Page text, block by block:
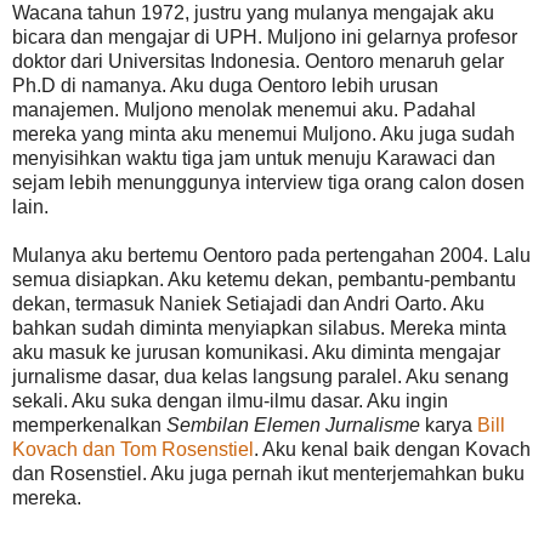
Wacana tahun 1972, justru yang mulanya mengajak aku
bicara dan mengajar di UPH. Muljono ini gelarnya profesor
doktor dari Universitas Indonesia. Oentoro menaruh gelar
Ph.D di namanya. Aku duga Oentoro lebih urusan
manajemen. Muljono menolak menemui aku. Padahal
mereka yang minta aku menemui Muljono. Aku juga sudah
menyisihkan waktu tiga jam untuk menuju Karawaci dan
sejam lebih menunggunya interview tiga orang calon dosen
lain.
Mulanya aku bertemu Oentoro pada pertengahan 2004. Lalu
semua disiapkan. Aku ketemu dekan, pembantu-pembantu
dekan, termasuk Naniek Setiajadi dan Andri Oarto. Aku
bahkan sudah diminta menyiapkan silabus. Mereka minta
aku masuk ke jurusan komunikasi. Aku diminta mengajar
jurnalisme dasar, dua kelas langsung paralel. Aku senang
sekali. Aku suka dengan ilmu-ilmu dasar. Aku ingin
memperkenalkan Sembilan Elemen Jurnalisme karya Bill
Kovach dan Tom Rosenstiel . Aku kenal baik dengan Kovach
dan Rosenstiel. Aku juga pernah ikut menterjemahkan buku
mereka.